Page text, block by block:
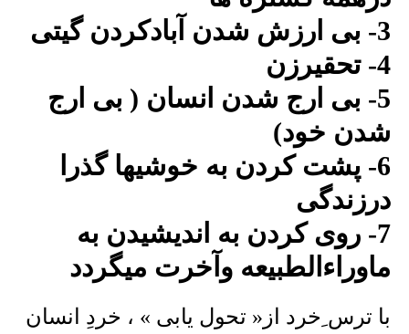
3- بی ارزش شدن آبادکردن گیتی
4- تحقیرزن
5- بی ارج شدن انسان ( بی ارج
شدن خود)
6- پشت کردن به خوشیها گذرا
درزندگی
7- روی کردن به اندیشیدن به
ماوراءالطبیعه وآخرت میگردد
با ترس ِخرد از« تحول یابی » ، خردِ انسان